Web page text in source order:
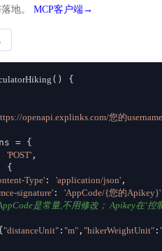
地。 MCP客户端→
( ) {
openapi.explinks.com/您的
= {
'POST' ,
{
Type': 'application/json' ,
signature' : 'AppCode/{您的Apikey}'
是常量,不用修改； Apikey在‘控
"distanceUnit" : "m" , "hikerWeightUnit" :